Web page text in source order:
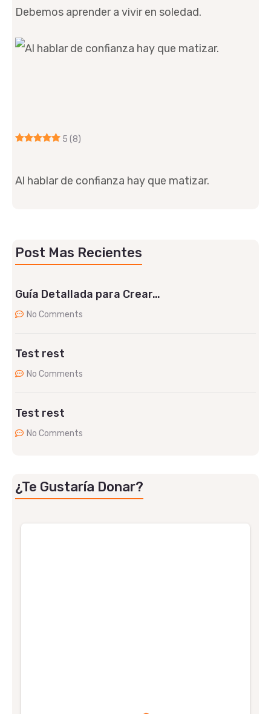
Debemos aprender a vivir en soledad.
5 (8)
Al hablar de confianza hay que matizar.
Post Mas Recientes
Guía Detallada para Crear…
No Comments
Test rest
No Comments
Test rest
No Comments
¿Te Gustaría Donar?